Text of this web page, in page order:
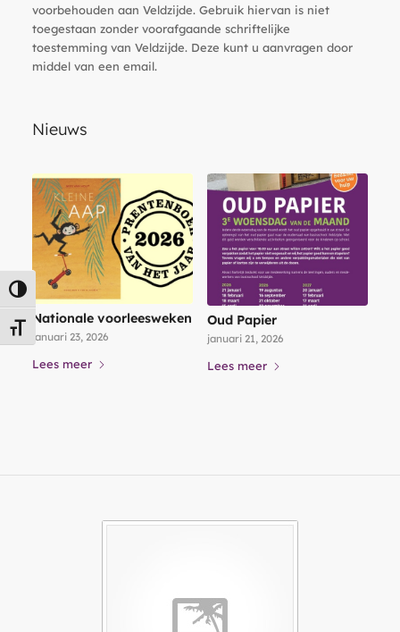
Keuze voor hoog contrast
Kies grootte van het lettertype
voorbehouden aan Veldzijde. Gebruik hiervan is niet
toegestaan zonder voorafgaande schriftelijke
toestemming van Veldzijde. Deze kunt u aanvragen door
middel van een email.
Nieuws
Nationale voorleesweken
januari 23, 2026
Lees meer
Oud Papier
januari 21, 2026
Lees meer